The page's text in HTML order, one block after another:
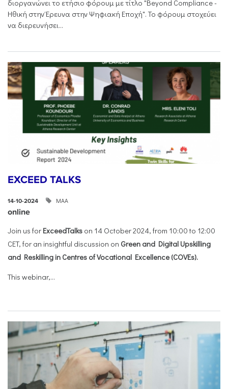
διοργανώνει το ετήσιο φόρουμ με τίτλο "Beyond Compliance -
Ηθική στην Έρευνα στην Ψηφιακή Εποχή". Το φόρουμ στοχεύει
να διερευνήσει...
EXCEED TALKS
14-10-2024 ΜΑΑ
online
Join us for ExceedTalks on 14 October 2024, from 10:00 to 12:00
CET, for an insightful discussion on Green and Digital Upskilling
and Reskilling in Centres of Vocational Excellence (COVEs).
This webinar,...